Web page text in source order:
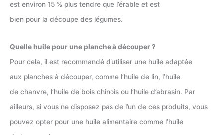
est environ 15 % plus tendre que l’érable et est
bien pour la découpe des légumes.
Quelle huile pour une planche à découper ?
Pour cela, il est recommandé d’utiliser une huile adaptée
aux planches à découper, comme l’huile de lin, l’huile
de chanvre, l’huile de bois chinois ou l’huile d’abrasin. Par
ailleurs, si vous ne disposez pas de l’un de ces produits, vous
pouvez opter pour une huile alimentaire comme l’huile